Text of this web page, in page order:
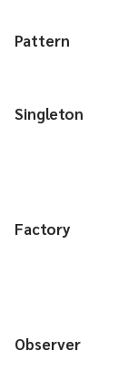
Pattern
Singleton
Factory
Observer